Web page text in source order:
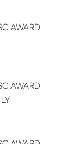
AWARD
AWARD